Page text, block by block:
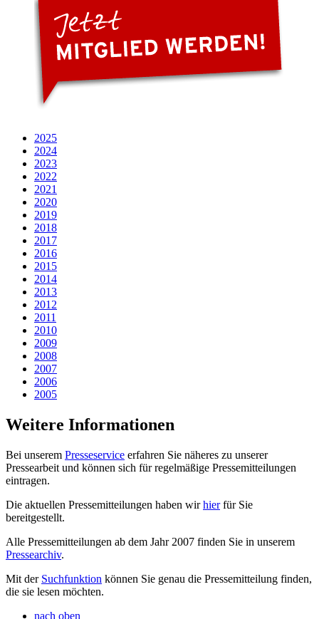
2025
2024
2023
2022
2021
2020
2019
2018
2017
2016
2015
2014
2013
2012
2011
2010
2009
2008
2007
2006
2005
Weitere Informationen
Bei unserem Presseservice erfahren Sie näheres zu unserer
Pressearbeit und können sich für regelmäßige Pressemitteilungen
eintragen.
Die aktuellen Pressemitteilungen haben wirhierfür Sie
bereitgestellt.
Alle Pressemitteilungen ab dem Jahr 2007 finden Sie in unserem
Pressearchiv.
Mit der Suchfunktion können Sie genau die Pressemitteilung finden,
die sie lesen möchten.
nach oben